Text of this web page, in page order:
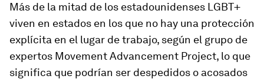
Más de la mitad de los estadounidenses LGBT+
viven en estados en los que no hay una protección
explícita en el lugar de trabajo, según el grupo de
expertos Movement Advancement Project, lo que
significa que podrían ser despedidos o acosados